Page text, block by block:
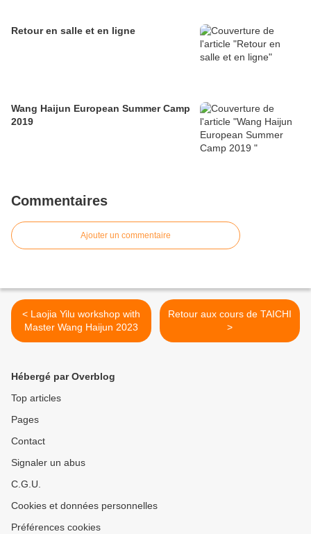
Retour en salle et en ligne
Wang Haijun European Summer Camp
2019
Commentaires
Ajouter un commentaire
< Laojia Yilu workshop with
Master Wang Haijun 2023
Retour aux cours de TAICHI
>
Hébergé par Overblog
Top articles
Pages
Contact
Signaler un abus
C.G.U.
Cookies et données personnelles
Préférences cookies